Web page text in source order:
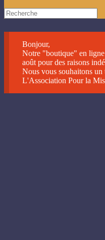
Bonjour,
Notre "boutique" en
août pour des raisons
Nous vous souhaitons un
L'Association Pour la